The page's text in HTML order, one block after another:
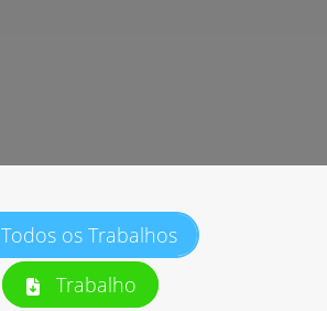
Todos os Trabalhos
Trabalho